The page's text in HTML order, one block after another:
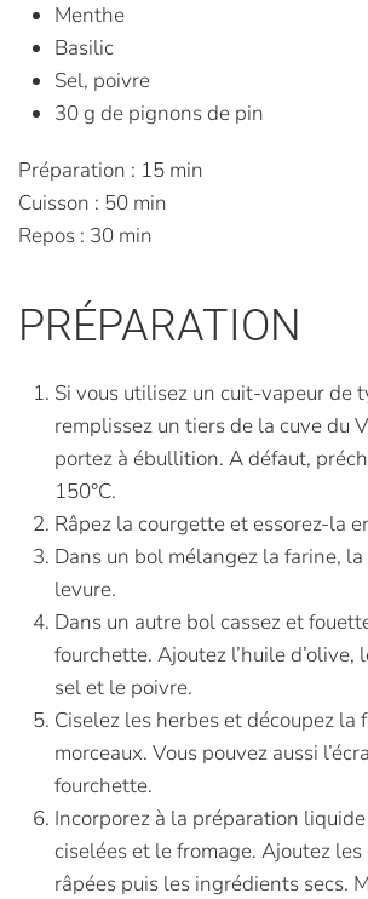
Menthe
Basilic
Sel, poivre
30 g de pignons de pin
Préparation : 15 min
Cuisson : 50 min
Repos : 30 min
PRÉPARATION
Si vous utilisez un cuit-vapeur de
remplissez un tiers de la cuve du
portez à ébullition. A défaut,
150°C.
Râpez la courgette et essorez-la
Dans un bol mélangez la farine,
levure.
Dans un autre bol cassez et
fourchette. Ajoutez l’huile d’olive,
sel et le poivre.
Ciselez les herbes et découpez la
morceaux. Vous pouvez aussi
fourchette.
Incorporez à la préparation
ciselées et le fromage. Ajoutez
râpées puis les ingrédients secs.